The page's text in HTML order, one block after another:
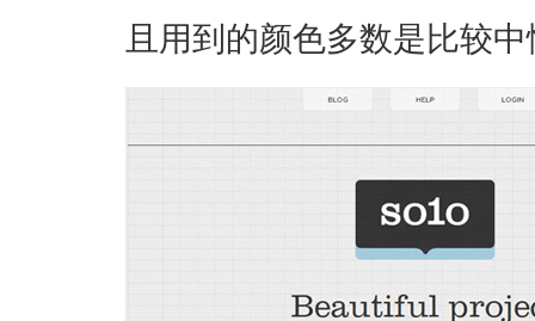
且用到的颜色多数是比较